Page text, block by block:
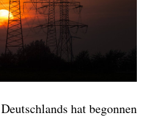
hat begonnen